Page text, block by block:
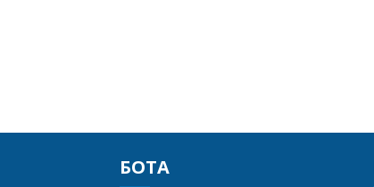
БОТА